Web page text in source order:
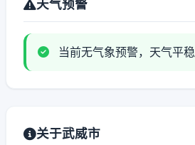
天气预警
当前无气象预警，天气平稳
关于武威市